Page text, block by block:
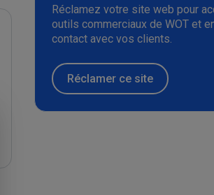
Réclamez votre site web pour
outils commerciaux de WOT et
contact avec vos clients.
Réclamer ce site